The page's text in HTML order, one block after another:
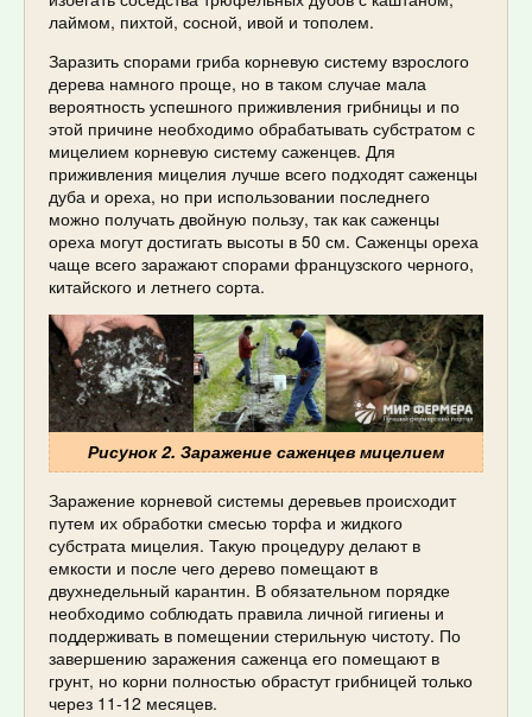
лаймом, пихтой, сосной, ивой и тополем.
Заразить спорами гриба корневую систему взрослого
дерева намного проще, но в таком случае мала
вероятность успешного приживления грибницы и по
этой причине необходимо обрабатывать субстратом с
мицелием корневую систему саженцев. Для
приживления мицелия лучше всего подходят саженцы
дуба и ореха, но при использовании последнего
можно получать двойную пользу, так как саженцы
ореха могут достигать высоты в 50 см. Саженцы ореха
чаще всего заражают спорами французского черного,
китайского и летнего сорта.
Рисунок 2. Заражение саженцев мицелием
Заражение корневой системы деревьев происходит
путем их обработки смесью торфа и жидкого
субстрата мицелия. Такую процедуру делают в
емкости и после чего дерево помещают в
двухнедельный карантин. В обязательном порядке
необходимо соблюдать правила личной гигиены и
поддерживать в помещении стерильную чистоту. По
завершению заражения саженца его помещают в
грунт, но корни полностью обрастут грибницей только
через 11-12 месяцев.